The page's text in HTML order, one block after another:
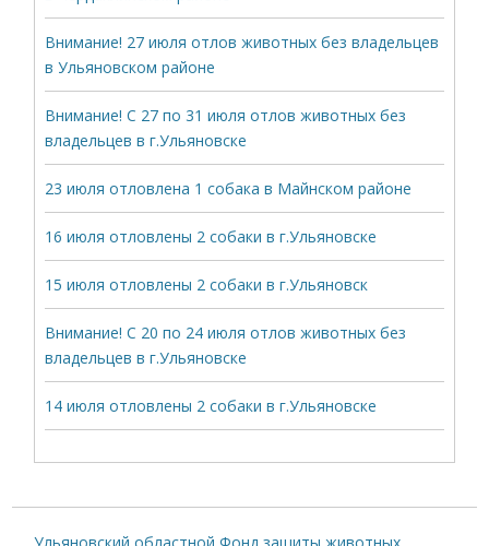
Внимание! 27 июля отлов животных без владельцев
в Ульяновском районе
Внимание! С 27 по 31 июля отлов животных без
владельцев в г.Ульяновске
23 июля отловлена 1 собака в Майнском районе
16 июля отловлены 2 собаки в г.Ульяновске
15 июля отловлены 2 собаки в г.Ульяновск
Внимание! С 20 по 24 июля отлов животных без
владельцев в г.Ульяновске
14 июля отловлены 2 собаки в г.Ульяновске
Ульяновский областной Фонд защиты животных